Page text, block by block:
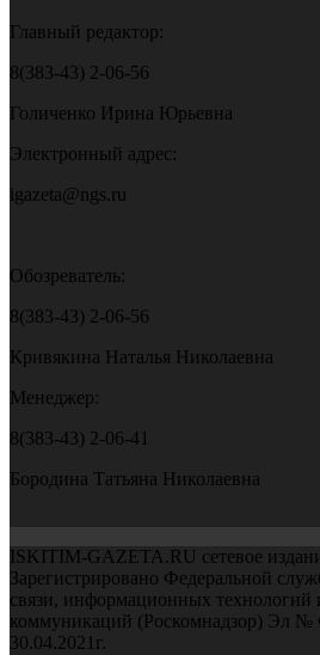
Главный редактор:
8(383-43) 2-06-56
Голиченко Ирина Юрьевна
Электронный адрес:
igazeta@ngs.ru
Обозреватель:
8(383-43) 2-06-56
Кривякина Наталья Николаевна
Менеджер:
8(383-43) 2-06-41
Бородина Татьяна Николаевна
ISKITIM-GAZETA.RU сетевое
Зарегистрировано Федеральной
связи, информационных технологий
коммуникаций (Роскомнадзор) Эл №
30.04.2021г.